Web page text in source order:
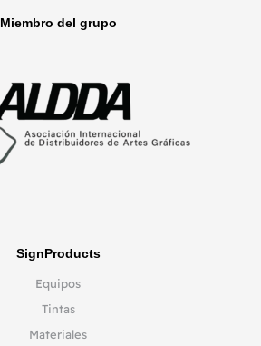
Miembro del grupo
SignProducts
Equipos
Tintas
Materiales